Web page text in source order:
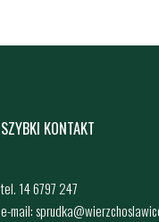
SZYBKI KONTAKT
tel. 14 6797 247
e-mail: